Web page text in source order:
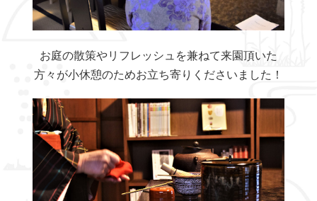
お庭の散策やリフレッシュを兼ねて来園頂いた
方々が小休憩のためお立ち寄りくださいました！